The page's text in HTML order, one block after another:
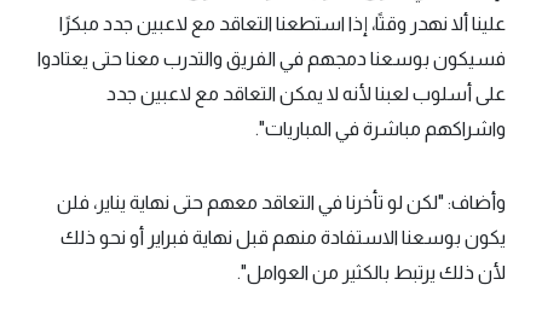
علينا ألا نهدر وقتًا، إذا استطعنا التعاقد مع لاعبين جدد مبكرًا
فسيكون بوسعنا دمجهم في الفريق والتدرب معنا حتى يعتادوا
على أسلوب لعبنا لأنه لا يمكن التعاقد مع لاعبين جدد
واشراكهم مباشرة في المباريات".
وأضاف: "لكن لو تأخرنا في التعاقد معهم حتى نهاية يناير، فلن
يكون بوسعنا الاستفادة منهم قبل نهاية فبراير أو نحو ذلك
لأن ذلك يرتبط بالكثير من العوامل".